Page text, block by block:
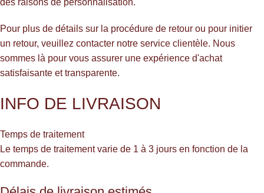
Pour plus de détails sur la procédure de retour ou pour initier
un retour, veuillez contacter notre service clientèle. Nous
sommes là pour vous assurer une expérience d'achat
satisfaisante et transparente.
INFO DE LIVRAISON
Temps de traitement
Le temps de traitement varie de 1 à 3 jours en fonction de la
commande.